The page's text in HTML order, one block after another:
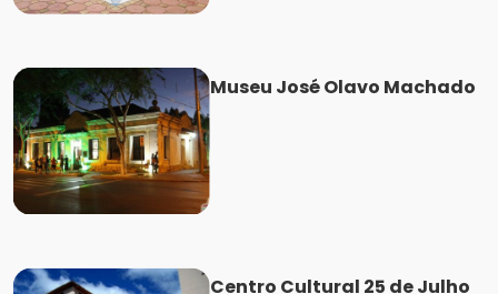
Museu José Olavo Machado
Centro Cultural 25 de Julho